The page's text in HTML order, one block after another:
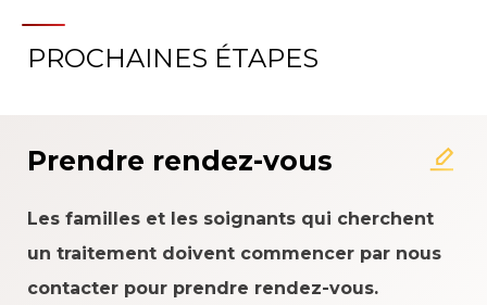
À propos du système
PROCHAINES ÉTAPES
Prendre rendez-vous
Les familles et les soignants qui cherchent
un traitement doivent commencer par nous
contacter pour prendre rendez-vous.